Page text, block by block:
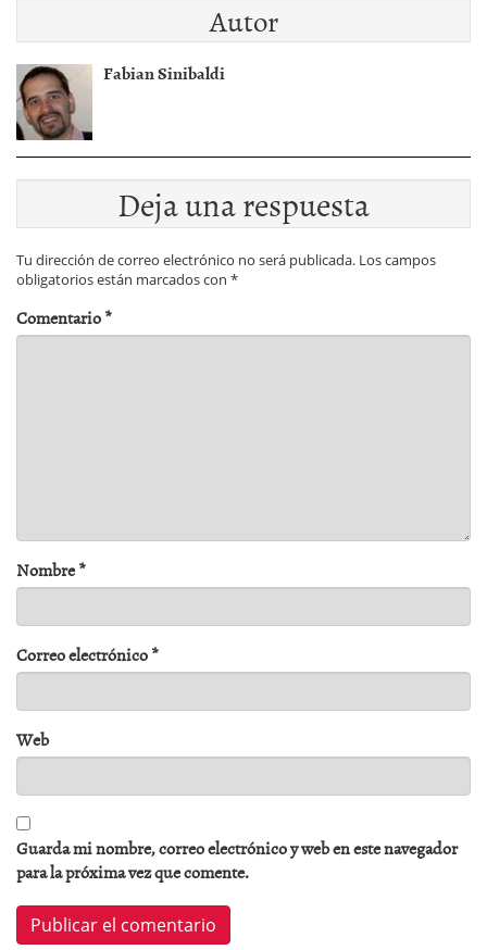
los emprendedores!!!
Autor
Fabian Sinibaldi
Deja una respuesta
Tu dirección de correo electrónico no será publicada. Los campos
obligatorios están marcados con *
Comentario*
Nombre*
Correo electrónico*
Web
Guarda mi nombre, correo electrónico y web en este navegador
para la próxima vez que comente.